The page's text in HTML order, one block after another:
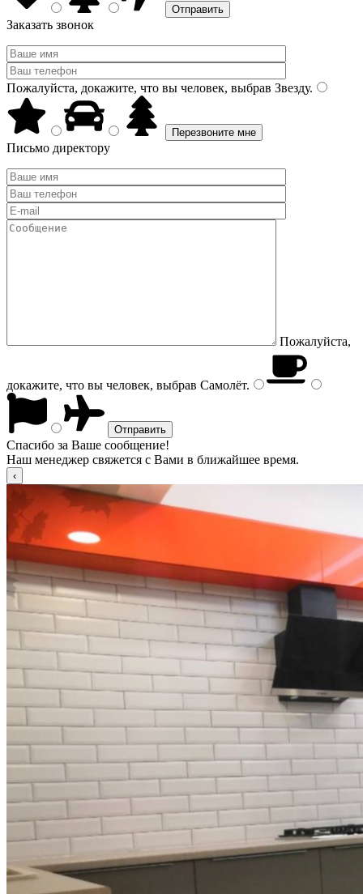
Заказать звонок
Пожалуйста, докажите, что вы человек, выбрав Звезду.
Письмо директору
Пожалуйста,
докажите, что вы человек, выбрав Самолёт.
Спасибо за Ваше сообщение!
Наш менеджер свяжется с Вами в ближайшее время.